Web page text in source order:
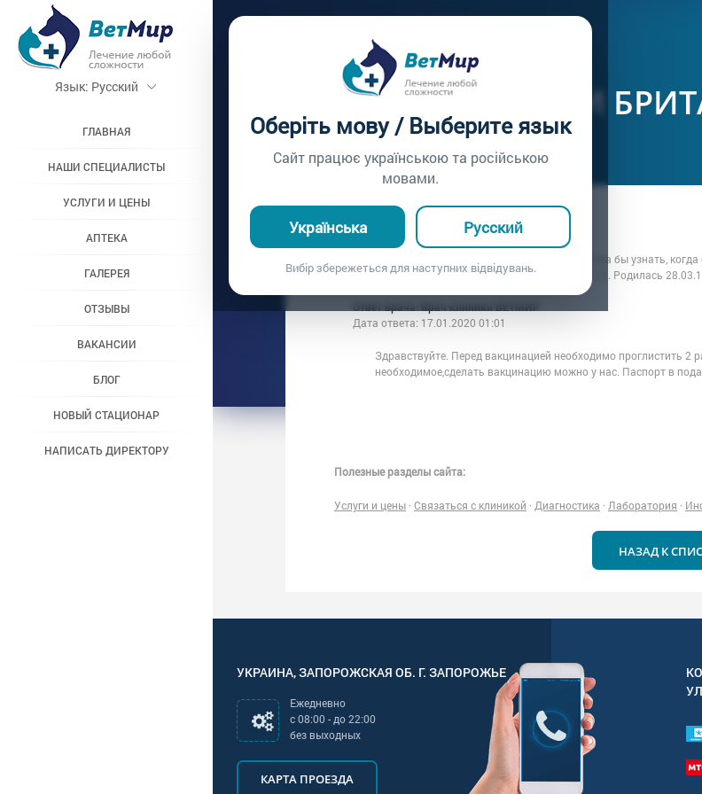
Оберіть мову / Выберите язык
Сайт працює українською та російською
мовами.
Українська Русский
Вибір збережеться для наступних відвідувань.
Язык: Русский
ГЛАВНАЯ
НАШИ СПЕЦИАЛИСТЫ
УСЛУГИ И ЦЕНЫ
АПТЕКА
ГАЛЕРЕЯ
ОТЗЫВЫ
ВАКАНСИИ
БЛОГ
НОВЫЙ СТАЦИОНАР
НАПИСАТЬ ДИРЕКТОРУ
Вопросы врачу /
ПЕРВЫЕ ПРИВИВКИ
Вопрос врачу №119
Вопрос владельца: Лилия
Дата вопроса:
17.01.2020 01:01
Здравствуйте, завели прекрасную британочку. Хотела бы узнать,
чем и за сколько дней перед прививкой. Ей сейчас 2,1. Родилась
Ответ врача: Врач клиники ВЕТМИР
Дата ответа: 17.01.2020 01:01
Здравствуйте. Перед вакцинацией необходимо проглистить 2
необходимое,сделать вакцинацию можно у нас. Паспорт в
Полезные разделы сайта:
Услуги и цены · Связаться с клиникой · Диагностика · Лаборатория ·
НАЗАД К
УКРАИНА,ЗАПОРОЖСКАЯ ОБ. Г. ЗАПОРОЖЬЕ
Ежедневно
с08:00 - до22:00
без выходных
КАРТА ПРОЕЗДА